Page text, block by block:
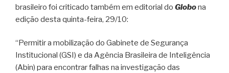
brasileiro foi criticado também em editorial do Globona
edição desta quinta-feira, 29/10:
“Permitir a mobilização do Gabinete de Segurança
Institucional (GSI) e da Agência Brasileira de Inteligência
(Abin) para encontrar falhas na investigação das